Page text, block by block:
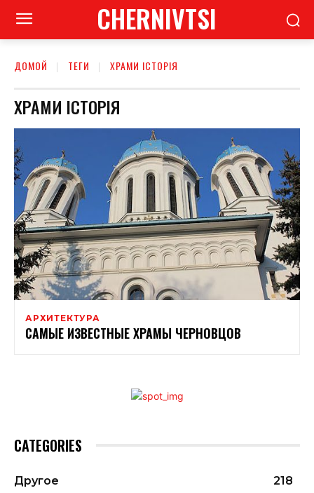
CHERNIVTSI
ДОМОЙ ТЕГИ ХРАМИ ІСТОРІЯ
ХРАМИ ІСТОРІЯ
АРХИТЕКТУРА
САМЫЕ ИЗВЕСТНЫЕ ХРАМЫ ЧЕРНОВЦОВ
CATEGORIES
Другое
218